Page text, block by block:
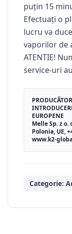
puțin 15
Efectuați o
lucru va
vaporilor de
ATENTIE!
service-uri
EUROPENE
Melle Sp. z o.
Polonia, UE,
www.k2-
Categorie: